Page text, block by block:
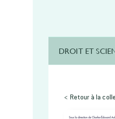
DROIT ET
< Retour à la